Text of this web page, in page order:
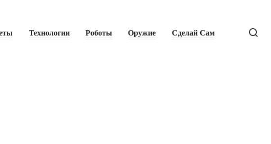
Технологии Роботы Оружие Сделай Сам